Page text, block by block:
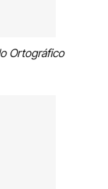
Ortográfico